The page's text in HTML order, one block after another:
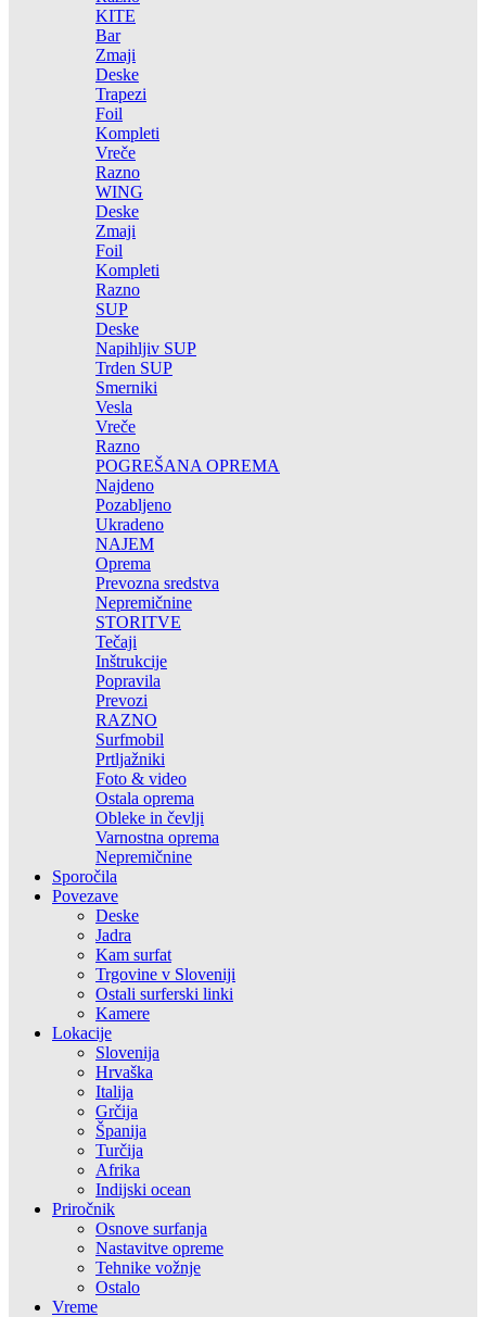
KITE
Bar
Zmaji
Deske
Trapezi
Foil
Kompleti
Vreče
Razno
WING
Deske
Zmaji
Foil
Kompleti
Razno
SUP
Deske
Napihljiv SUP
Trden SUP
Smerniki
Vesla
Vreče
Razno
POGREŠANA OPREMA
Najdeno
Pozabljeno
Ukradeno
NAJEM
Oprema
Prevozna sredstva
Nepremičnine
STORITVE
Tečaji
Inštrukcije
Popravila
Prevozi
RAZNO
Surfmobil
Prtljažniki
Foto & video
Ostala oprema
Obleke in čevlji
Varnostna oprema
Nepremičnine
Sporočila
Povezave
Deske
Jadra
Kam surfat
Trgovine v Sloveniji
Ostali surferski linki
Kamere
Lokacije
Slovenija
Hrvaška
Italija
Grčija
Španija
Turčija
Afrika
Indijski ocean
Priročnik
Osnove surfanja
Nastavitve opreme
Tehnike vožnje
Ostalo
Vreme